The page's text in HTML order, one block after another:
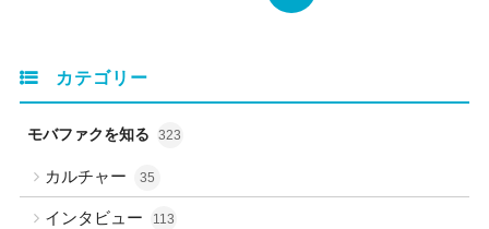
カテゴリー
モバファクを知る 323
カルチャー 35
インタビュー 113